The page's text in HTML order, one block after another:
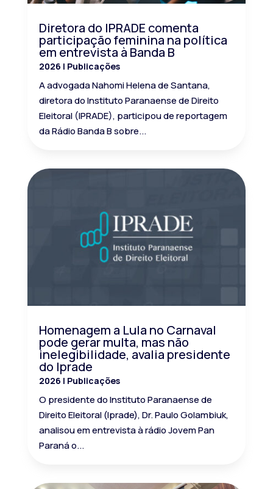
Diretora do IPRADE comenta
participação feminina na política
em entrevista à Banda B
2026 | Publicações
A advogada Nahomi Helena de Santana,
diretora do Instituto Paranaense de Direito
Eleitoral (IPRADE), participou de reportagem
da Rádio Banda B sobre...
Homenagem a Lula no Carnaval
pode gerar multa, mas não
inelegibilidade, avalia presidente
do Iprade
2026 | Publicações
O presidente do Instituto Paranaense de
Direito Eleitoral (Iprade), Dr. Paulo Golambiuk,
analisou em entrevista à rádio Jovem Pan
Paraná o...